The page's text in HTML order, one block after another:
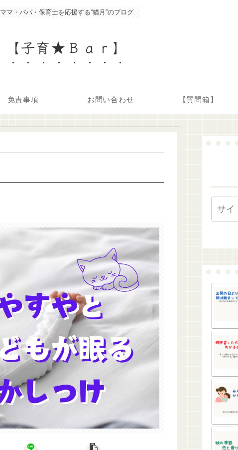
ママ・パパ・保育士を応援する“猫月”のブログ
【子育★Ｂａｒ】
免責事項 お問い合わせ 【質問箱】